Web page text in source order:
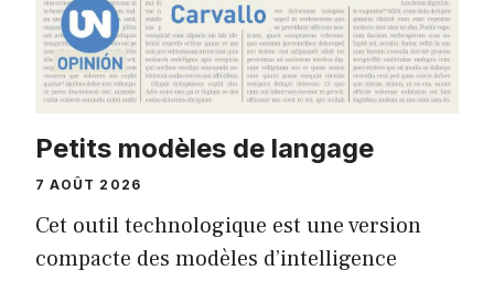
Petits modèles de langage
7 AOÛT 2026
Cet outil technologique est une version
compacte des modèles d’intelligence